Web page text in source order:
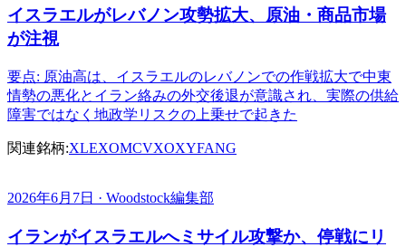
イスラエルがレバノン攻勢拡大、原油・商品市場
が注視
要点: 原油高は、イスラエルのレバノンでの作戦拡大で中東
情勢の悪化とイラン絡みの外交後退が意識され、実際の供給
障害ではなく地政学リスクの上乗せで起きた
関連銘柄:XLEXOMCVXOXYFANG
2026年6月7日 · Woodstock編集部
イランがイスラエルへミサイル攻撃か、停戦にリ